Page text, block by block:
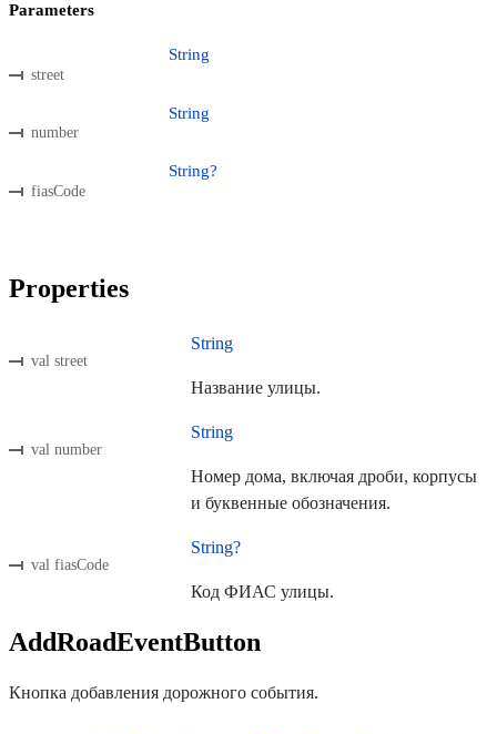
Parameters
street
String
number
String
fiasCode
String?
Properties
val street
String
Название улицы.
val number
String
Номер дома, включая дроби, корпусы
и буквенные обозначения.
val fiasCode
String?
Код ФИАС улицы.
AddRoadEventButton
Кнопка добавления дорожного события.